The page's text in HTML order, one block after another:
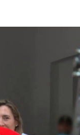
satisfecho con la
sus
a
‘Caso
su condena.